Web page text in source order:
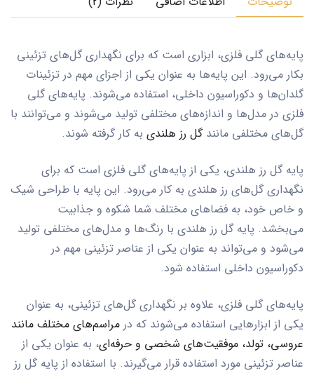
پایه‌های گلی فلزی، ابزاری است که برای نگهداری گل‌های تزئینی
بکار می‌رود. این پایه‌ها به عنوان یکی از اجزای مهم در تزئینات
گلدان‌ها و دکوراسیون داخلی، استفاده می‌شوند. پایه‌های گلی
فلزی در مدل‌ها و اندازه‌های مختلفی تولید می‌شوند و می‌توانند با
گل‌های مختلفی مانندگل رز هلندی به کار گرفته شوند.
پایه گل رز هلندی، یکی از پایه‌های گلی فلزی است که برای
نگهداری گل‌های رز هلندی به کار می‌رود. این پایه با طراحی شیک
و خاص خود، به فضاهای مختلف شما شکوه و جذابیت
می‌بخشد. پایه گل رز هلندی با رنگ‌ها و مدل‌های مختلفی تولید
می‌شود و می‌تواند به عنوان یکی از عناصر تزئینی مهم در
دکوراسیون داخلی استفاده شود.
پایه‌های گلی فلزی، علاوه بر نگهداری گل‌های تزئینی، به عنوان
یکی از ابزارهایی استفاده می‌شوند که در مراسم‌های مختلف مانند
عروسی، تولد، موفقیت‌های شخصی و حرفه‌ای، به عنوان یکی از
عناصر تزئینی مورد استفاده قرار می‌گیرند. با استفاده از پایه گل رز